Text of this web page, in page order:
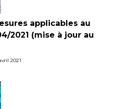
applicables au
2021 (mise à jour au
2021